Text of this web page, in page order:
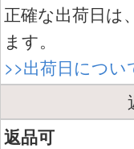
正確な出荷日は
ます。
>>出荷日につい
返品可